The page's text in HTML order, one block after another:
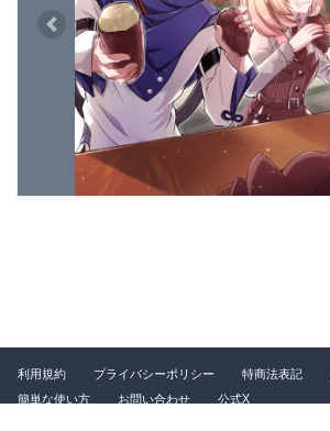
Previous
利用規約 プライバシーポリシー 特商法表記
簡単な使い方
お問い合わせ 公式X